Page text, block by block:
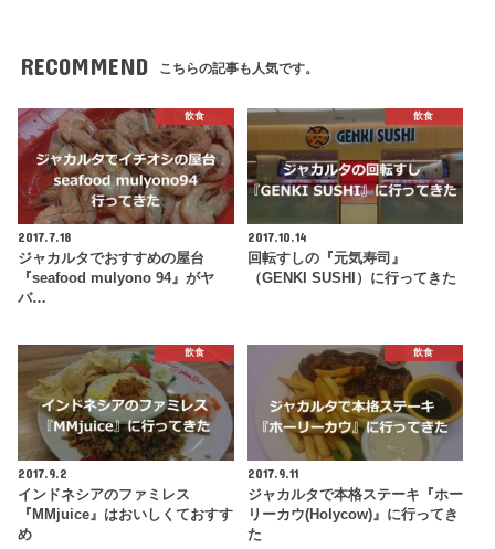
RECOMMEND こちらの記事も人気です。
飲食
2017.7.18
ジャカルタでおすすめの屋台
『seafood mulyono 94』がヤ
バ…
飲食
2017.10.14
回転すしの『元気寿司』
（GENKI SUSHI）に行ってきた
飲食
2017.9.2
インドネシアのファミレス
『MMjuice』はおいしくておすす
め
飲食
2017.9.11
ジャカルタで本格ステーキ『ホー
リーカウ(Holycow)』に行ってき
た